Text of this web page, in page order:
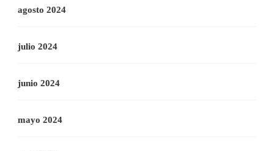
agosto 2024
julio 2024
junio 2024
mayo 2024